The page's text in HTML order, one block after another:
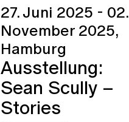
27. Juni 2025 - 02.
November 2025,
Hamburg
Ausstellung:
Sean Scully –
Stories